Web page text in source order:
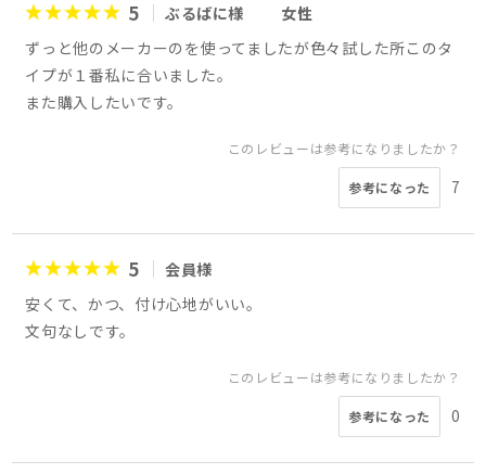
5 ぶるばに様
女性
ずっと他のメーカーのを使ってましたが色々試した所このタ
イプが１番私に合いました。
また購入したいです。
このレビューは参考になりましたか？
参考になった 7
5
会員様
安くて、かつ、付け心地がいい。
文句なしです。
このレビューは参考になりましたか？
参考になった 0